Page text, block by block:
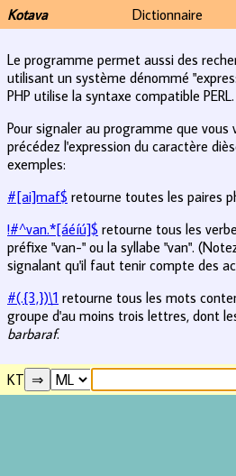
Kotava Dictionnaire
Le programme permet aussi des
utilisant un système dénommé
PHP utilise la syntaxe compatible PERL.
Pour signaler au programme que
précédez l'expression du caractère
exemples:
#[ai]maf$ retourne toutes les paires
!#^van.*[áéíú]$ retourne tous les
préfixe "van-" ou la syllabe "van".
signalant qu'il faut tenir compte des
#(.{3,})\1 retourne tous les mots
groupe d'au moins trois lettres, dont
barbaraf.
KT